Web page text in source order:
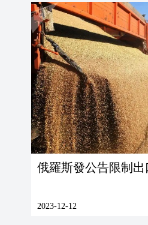
俄羅斯發公告限制
2023-12-12